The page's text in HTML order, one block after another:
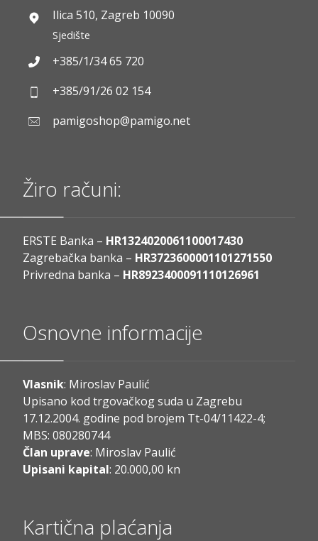
Ilica 510, Zagreb 10090
Sjedište
+385/1/34 65 720
+385/91/26 02 154
pamigoshop@pamigo.net
Žiro računi:
ERSTE Banka – HR1324020061100017430
Zagrebačka banka – HR3723600001101271550
Privredna banka – HR8923400091110126961
Osnovne informacije
Vlasnik: Miroslav Paulić
Upisano kod trgovačkog suda u Zagrebu
17.12.2004. godine pod brojem Tt-04/11422-4;
MBS: 080280744
Član uprave: Miroslav Paulić
Upisani kapital: 20.000,00 kn
Kartična plaćanja